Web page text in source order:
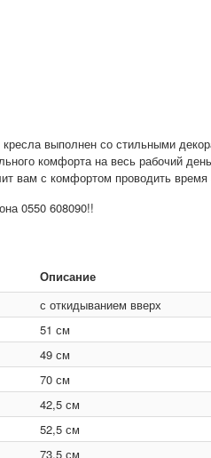
выполнен со стильными
комфорта на весь рабочий
вам с комфортом проводить
0550 608090!!
Описание
с откидыванием вверх
51 см
49 см
70 см
42,5 см
52,5 см
73,5 см